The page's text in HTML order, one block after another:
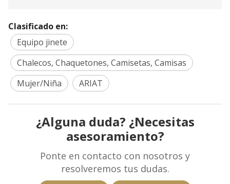
Clasificado en:
Equipo jinete
Chalecos, Chaquetones, Camisetas, Camisas
Mujer/Niña
ARIAT
¿Alguna duda? ¿Necesitas
asesoramiento?
Ponte en contacto con nosotros y
resolveremos tus dudas.